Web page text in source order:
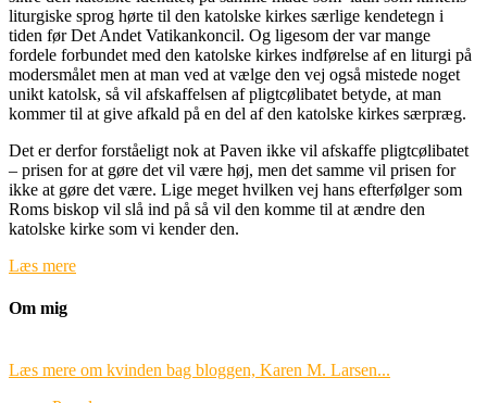
liturgiske sprog hørte til den katolske kirkes særlige kendetegn i
tiden før Det Andet Vatikankoncil. Og ligesom der var mange
fordele forbundet med den katolske kirkes indførelse af en liturgi på
modersmålet men at man ved at vælge den vej også mistede noget
unikt katolsk, så vil afskaffelsen af pligtcølibatet betyde, at man
kommer til at give afkald på en del af den katolske kirkes særpræg.
Det er derfor forståeligt nok at Paven ikke vil afskaffe pligtcølibatet
– prisen for at gøre det vil være høj, men det samme vil prisen for
ikke at gøre det være. Lige meget hvilken vej hans efterfølger som
Roms biskop vil slå ind på så vil den komme til at ændre den
katolske kirke som vi kender den.
Læs mere
Om mig
Læs mere om kvinden bag bloggen, Karen M. Larsen...